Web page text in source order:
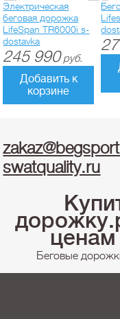
Электрическая
беговая дорожка
LifeSpan TR6000i s-
dostavka
245 990 руб.
Добавить к
корзине
swatquality.ru
ценам
Беговые